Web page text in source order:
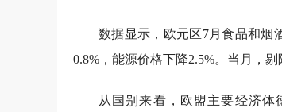
数据显示，欧元区7月食品和烟
0.8%，能源价格下降2.5%。当月，
从国别来看，欧盟主要经济体